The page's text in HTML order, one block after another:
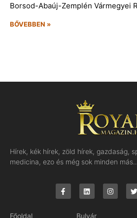
Borsod-Abaúj-Zemplén Vármegyei
BŐVEBBEN »
Hírek, kék hírek, zöld hírek, gazdaság,
medicina, ezo és még sok minden
Főoldal Bulvár